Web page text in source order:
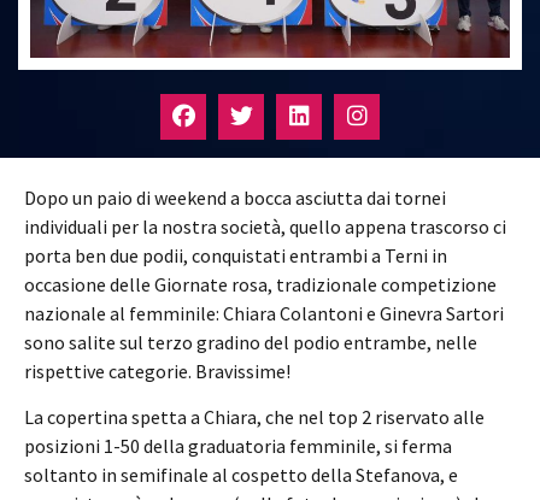
Dopo un paio di weekend a bocca asciutta dai tornei
individuali per la nostra società, quello appena trascorso ci
porta ben due podii, conquistati entrambi a Terni in
occasione delle Giornate rosa, tradizionale competizione
nazionale al femminile: Chiara Colantoni e Ginevra Sartori
sono salite sul terzo gradino del podio entrambe, nelle
rispettive categorie. Bravissime!
La copertina spetta a Chiara, che nel top 2 riservato alle
posizioni 1-50 della graduatoria femminile, si ferma
soltanto in semifinale al cospetto della Stefanova, e